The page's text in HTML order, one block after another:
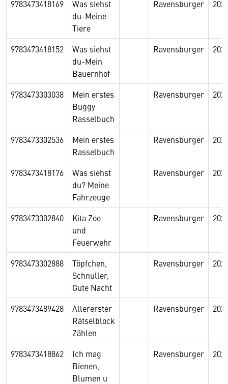
9783473418169
Was siehst
du-Meine
Tiere
Ravensburger
9783473418152
Was siehst
du-Mein
Bauernhof
Ravensburger
9783473303038
Mein erstes
Buggy
Rasselbuch
Ravensburger
9783473302536
Mein erstes
Rasselbuch
Ravensburger
9783473418176
Was siehst
du? Meine
Fahrzeuge
Ravensburger
9783473302840
Kita Zoo
und
Feuerwehr
Ravensburger
9783473302888
Töpfchen,
Schnuller,
Gute Nacht
Ravensburger
9783473489428
Allererster
Rätselblock
Zählen
Ravensburger
9783473418862
Ich mag
Bienen,
Blumen u
Ravensburger